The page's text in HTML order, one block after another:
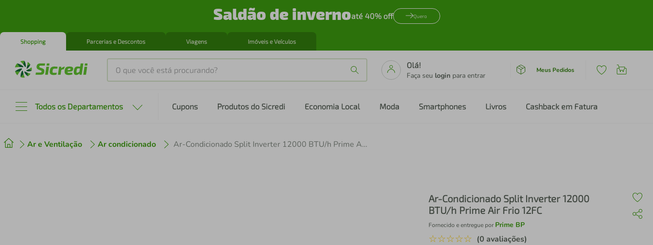
Saldão de invernoaté 40% off Quero
Shopping Parcerias e Descontos Viagens Imóveis e Veículos
O que você está procurando?
Olá!
Faça seu login para entrar
Meus Pedidos
Todos os Departamentos Cupons Produtos do Sicredi Economia Local Moda Smartphones Livros Cashback em Fatura
Ar e Ventilação Ar condicionado Ar-Condicionado Split Inverter 12000 BTU/h Prime Air Frio 12FC
Ar-Condicionado Split Inverter 12000
BTU/h Prime Air Frio 12FC
Fornecido e entregue por Prime BP
☆☆☆☆☆ (0 avaliações)
2º cafeteira